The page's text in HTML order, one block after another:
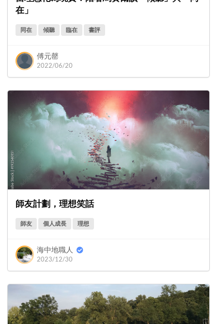
在」
同在 傾聽 臨在 書評
傅元罄
2022/06/20
師友計劃，理想笑話
師友 個人成長 理想
海中地職人
2023/12/30